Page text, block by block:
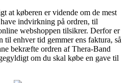
at køberen er vidende om de mest
indvirkning på ordren, til
webshoppen tilsikrer. Derfor er
til enhver tid gemmer ens faktura, så
bekræfte ordren af Thera-Band
om du skal købe en gave til